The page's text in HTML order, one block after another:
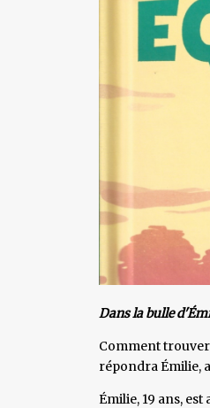
Dans la bulle
Comment trouver
répondra Émilie,
Émilie, 19 ans,